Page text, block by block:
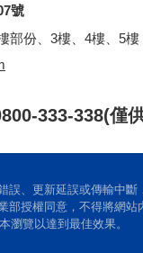
號
部份、3樓、4樓、5樓
333-338(僅
誤、更新延誤或傳輸中
授權同意，不得將網站
瀏覽以達到最佳效果。